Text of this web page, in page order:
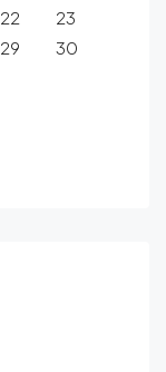
22
23
29
30